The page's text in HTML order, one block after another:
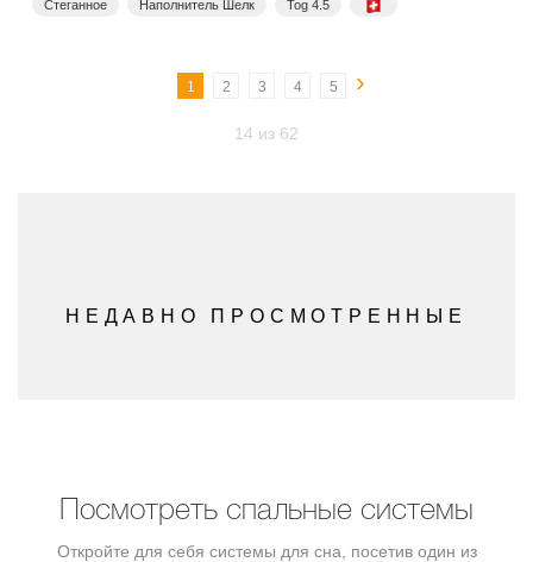
Стеганное
Наполнитель Шелк Tog 4.5
1 2 3 4 5 ›
14 из 62
НЕДАВНО ПРОСМОТРЕННЫЕ
Посмотреть спальные системы
Откройте для себя системы для сна, посетив один из